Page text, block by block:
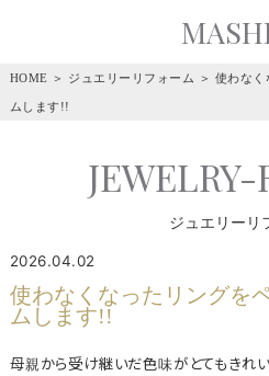
HOME ＞ ジュエリーリフォーム ＞ 使わなく
ムします!!
ジュエリーリ
2026.04.02
使わなくなったリングを
ムします!!
母親から受け継いだ色味がとてもきれい